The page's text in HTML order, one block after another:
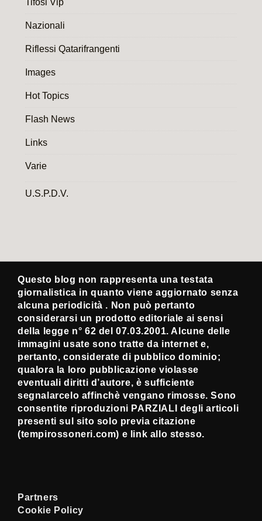
Nazionali
Riflessi Qatarifrangenti
Images
Hot Topics
Flash News
Links
Varie
U.S.P.D.V.
Questo blog non rappresenta una testata
giornalistica in quanto viene aggiornato senza
alcuna periodicità . Non può pertanto
considerarsi un prodotto editoriale ai sensi
della legge n° 62 del 07.03.2001. Alcune delle
immagini usate sono tratte da internet e,
pertanto, considerate di pubblico dominio;
qualora la loro pubblicazione violasse
eventuali diritti d’autore, è sufficiente
segnalarcelo affinchè vengano rimosse. Sono
consentite riproduzioni PARZIALI degli articoli
presenti sul sito solo previa citazione
(tempirossoneri.com) e link allo stesso.
Partners
Cookie Policy